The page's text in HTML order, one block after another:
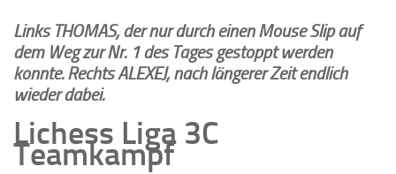
Links THOMAS, der nur durch einen Mouse Slip auf
dem Weg zur Nr. 1 des Tages gestoppt werden
konnte. Rechts ALEXEJ, nach längerer Zeit endlich
wieder dabei.
Lichess Liga 3C
Teamkampf